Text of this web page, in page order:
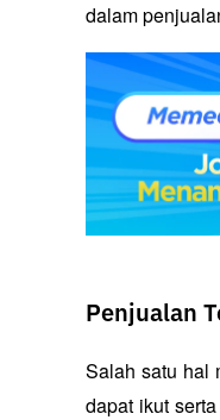
dalam
Penjualan
Salah satu hal
dapat ikut